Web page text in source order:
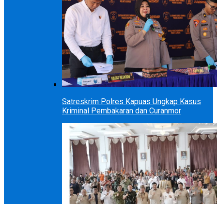
Satreskrim Polres Kapuas Ungkap Kasus
Kriminal Pembakaran dan Curanmor